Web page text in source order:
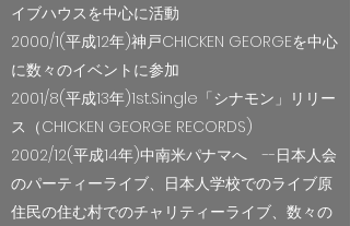
イブハウスを中心に活動
2000/1(平成12年)神戸CHICKEN GEORGEを中心
に数々のイベントに参加
2001/8(平成13年)1st.Single「シナモン」リリー
ス（CHICKEN GEORGE RECORDS)
2002/12(平成14年)中南米パナマへ --日本人会
のパーティーライブ、日本人学校でのライブ原
住民の住む村でのチャリティーライブ、数々の